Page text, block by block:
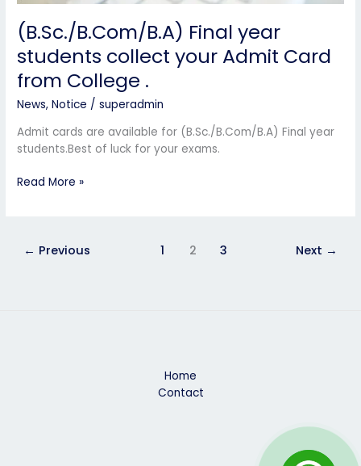
(B.Sc./B.Com/B.A) Final year
students collect your Admit Card
from College .
News,Notice /superadmin
Admit cards are available for (B.Sc./B.Com/B.A) Final year
students.Best of luck for your exams.
Read More »
← Previous 1 2 3 Next →
Home
Contact